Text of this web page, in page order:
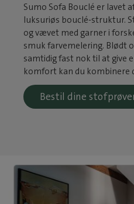
Sumo Sofa Bouclé er lavet
luksuriøs bouclé-struktur.
og vævet med garner i
smuk farvemelering. Blødt
samtidig fast nok til at give
komfort kan du kombinere
Bestil dine